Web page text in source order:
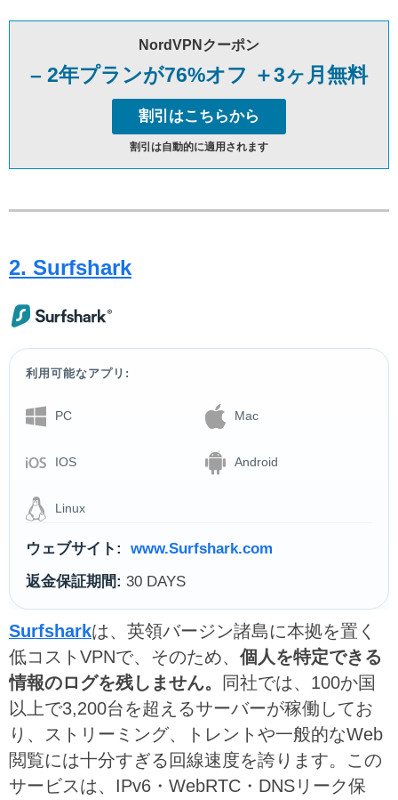
NordVPNクーポン
– 2年プランが76%オフ ＋3ヶ月無料
割引はこちらから
割引は自動的に適用されます
2. Surfshark
利用可能なアプリ:
PC Mac
IOS Android
Linux
ウェブサイト:
www.Surfshark.com
返金保証期間: 30 DAYS
Surfsharkは、英領バージン諸島に本拠を置く
低コストVPNで、そのため、 個人を特定できる
情報のログを残しません。
同社では、100か国
以上で3,200台を超えるサーバーが稼働してお
り、ストリーミング、トレントや一般的なWeb
閲覧には十分すぎる回線速度を誇ります。この
サービスは、IPv6・WebRTC・DNSリーク保